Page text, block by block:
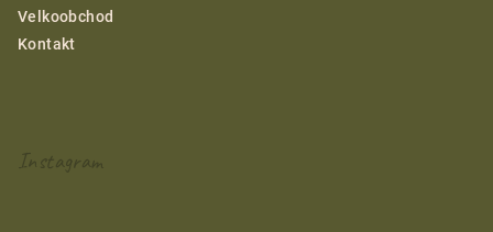
Velkoobchod
Kontakt
Instagram